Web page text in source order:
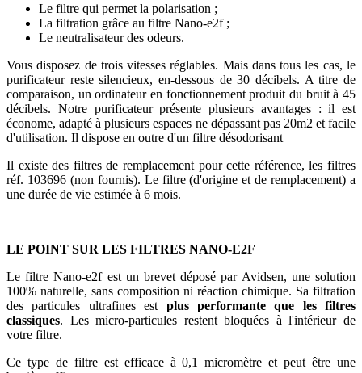
Le filtre qui permet la polarisation ;
La filtration grâce au filtre Nano-e2f ;
Le neutralisateur des odeurs.
Vous disposez de trois vitesses réglables. Mais dans tous les cas, le
purificateur reste silencieux, en-dessous de 30 décibels. A titre de
comparaison, un ordinateur en fonctionnement produit du bruit à 45
décibels. Notre purificateur présente plusieurs avantages : il est
économe, adapté à plusieurs espaces ne dépassant pas 20m2 et facile
d'utilisation. Il dispose en outre d'un filtre désodorisant
Il existe des filtres de remplacement pour cette référence, les filtres
réf. 103696 (non fournis). Le filtre (d'origine et de remplacement) a
une durée de vie estimée à 6 mois.
LE POINT SUR LES FILTRES NANO-E2F
Le filtre Nano-e2f est un brevet déposé par Avidsen, une solution
100% naturelle, sans composition ni réaction chimique. Sa filtration
des particules ultrafines est plus performante que les filtres
classiques. Les micro-particules restent bloquées à l'intérieur de
votre filtre.
Ce type de filtre est efficace à 0,1 micromètre et peut être une